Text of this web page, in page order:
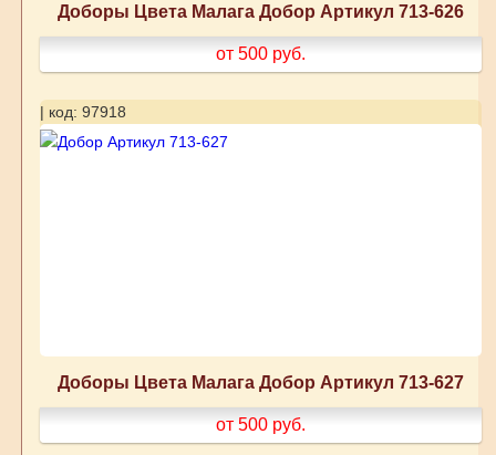
Доборы Цвета Малага Добор Артикул 713-626
от 500 руб.
| код: 97918
Доборы Цвета Малага Добор Артикул 713-627
от 500 руб.